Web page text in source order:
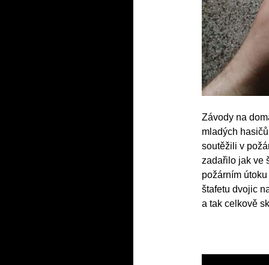
Závody na
mladých
soutěžili v
zadařilo jak ve
požárním
štafetu dvojic
a tak celkově